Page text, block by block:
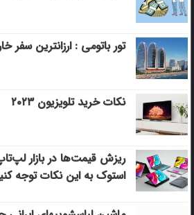
تور باتومی : ارزانترین سفر
نکات خرید تلویزیون ۲۰۲۳
ریزش قیمت‌ها در بازار
استوک به این نکات توجه